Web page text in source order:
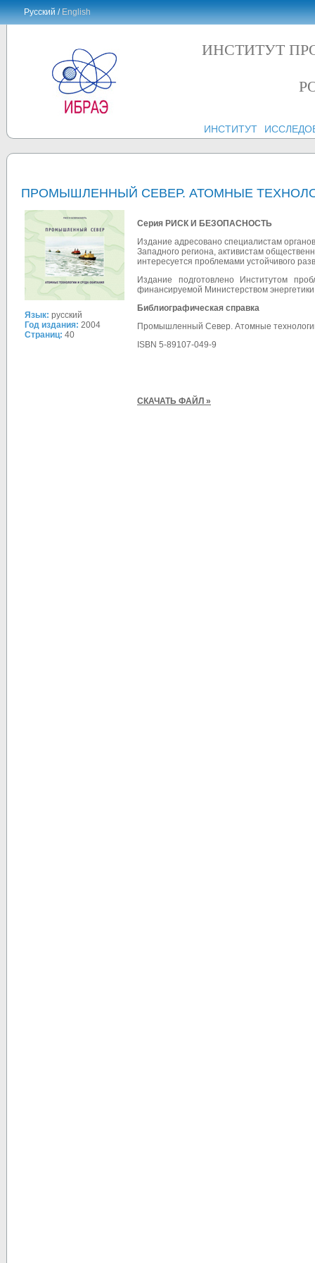
Русский /English
ИНСТИТУТ
ИНСТИТУТ
ПРОМЫШЛЕННЫЙ СЕВЕР. АТОМНЫЕ
Язык: русский
Год издания: 2004
Страниц: 40
Серия РИСК И БЕЗОПАСНОСТЬ
Издание адресовано специалистам
Западного региона, активистам
интересуется проблемами устойчивого
Издание подготовлено Институтом
финансируемой Министерством
Библиографическая справка
Промышленный Север. Атомные
ISBN 5-89107-049-9
СКАЧАТЬ ФАЙЛ »